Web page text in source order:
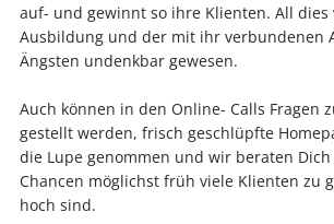
auf- und gewinnt so ihre Klienten. All dies
Ausbildung und der mit ihr verbundenen
Ängsten undenkbar gewesen.
Auch können in den Online- Calls Fragen
gestellt werden, frisch geschlüpfte
die Lupe genommen und wir beraten Dich
Chancen möglichst früh viele Klienten zu
hoch sind.